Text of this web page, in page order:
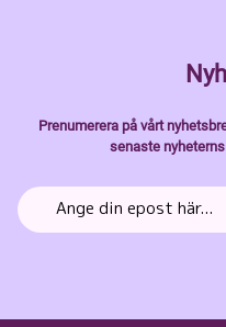
Prenumerera på vårt
senaste